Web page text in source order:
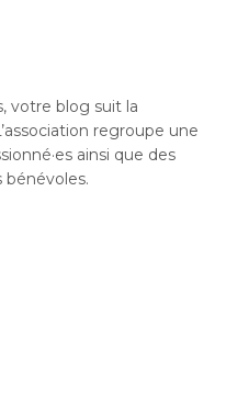
votre blog suit la
regroupe une
ainsi que des
bénévoles.